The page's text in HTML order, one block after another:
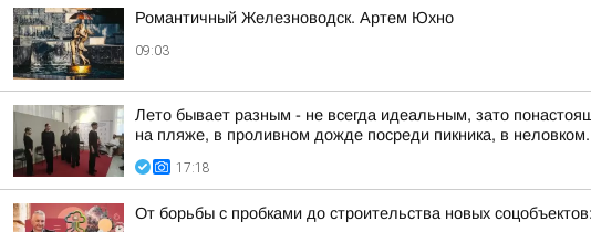
Романтичный Железноводск. Артем Юхно
09:03
Лето бывает разным - не всегда идеальным, зато
на пляже, в проливном дожде посреди пикника, в
17:18
От борьбы с пробками до строительства новых